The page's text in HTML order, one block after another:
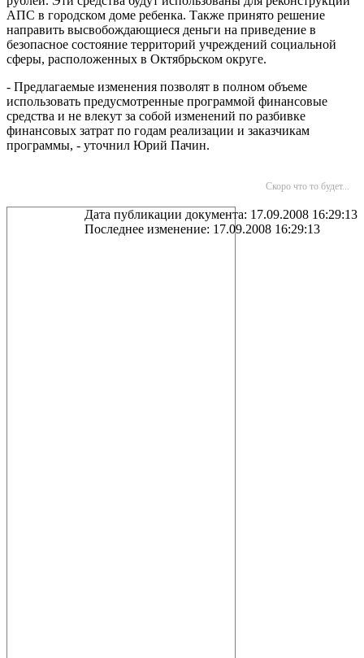
АПС в городском доме ребенка. Также принято решение
направить высвобождающиеся деньги на приведение в
безопасное состояние территорий учреждений социальной
сферы, расположенных в Октябрьском округе.
- Предлагаемые изменения позволят в полном объеме
использовать предусмотренные программой финансовые
средства и не влекут за собой изменений по разбивке
финансовых затрат по годам реализации и заказчикам
программы, - уточнил Юрий Пачин.
Скоро что то будет...
Дата публикации документа: 17.09.2008 16:29:13
Последнее изменение: 17.09.2008 16:29:13